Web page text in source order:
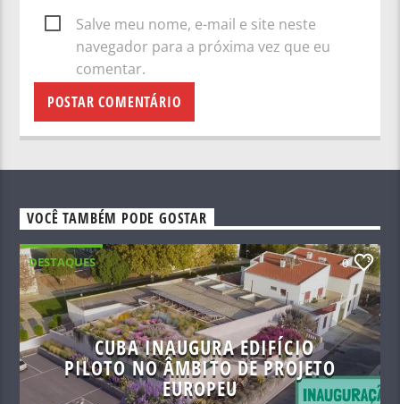
Salve meu nome, e-mail e site neste
navegador para a próxima vez que eu
comentar.
VOCÊ TAMBÉM PODE GOSTAR
DESTAQUES 0
CUBA INAUGURA EDIFÍCIO
PILOTO NO ÂMBITO DE PROJETO
EUROPEU